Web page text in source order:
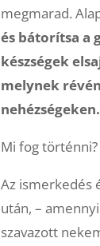
megmarad.
és bátorítsa a
készségek
melynek
nehézségeken.
Mi fog történni?
Az ismerkedés
után, –
szavazott